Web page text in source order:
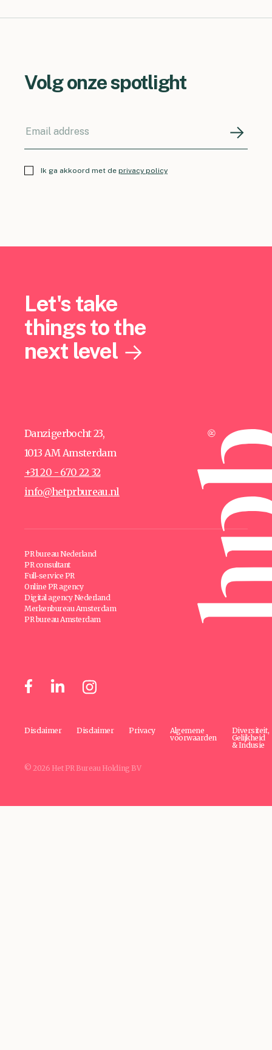
Volg onze spotlight
Ik ga akkoord met de privacy policy
Let's take
things to the
next level
Danzigerbocht 23,
1013 AM Amsterdam
+31 20 - 670 22 32
info@hetprbureau.nl
PR bureau Nederland
PR consultant
Full-service PR
Online PR agency
Digital agency Nederland
Merkenbureau Amsterdam
PR bureau Amsterdam
Disclaimer Disclaimer Privacy
Algemene
voorwaarden
Diversiteit,
Gelijkheid
& Inclusie
© 2026 Het PR Bureau Holding BV